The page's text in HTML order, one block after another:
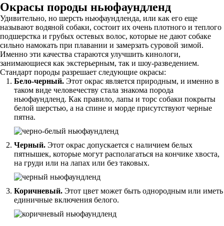
Окрасы породы ньюфаундленд
Удивительно, но шерсть ньюфаундленда, или как его еще
называют водяной собаки, состоит их очень плотного и теплого
подшерстка и грубых остевых волос, которые не дают собаке
сильно намокать при плавании и замерзать суровой зимой.
Именно эти качества стараются улучшить кинологи,
занимающиеся как экстерьерным, так и шоу-разведением.
Стандарт породы разрешает следующие окрасы:
Бело-черный. Этот окрас является природным, и именно в
таком виде человечеству стала знакома порода
ньюфаундленд. Как правило, лапы и торс собаки покрыты
белой шерстью, а на спине и морде присутствуют черные
пятна.
Черный. Этот окрас допускается с наличием белых
пятнышек, которые могут располагаться на кончике хвоста,
на груди или на лапах или без таковых.
Коричневый. Этот цвет может быть однородным или иметь
единичные включения белого.